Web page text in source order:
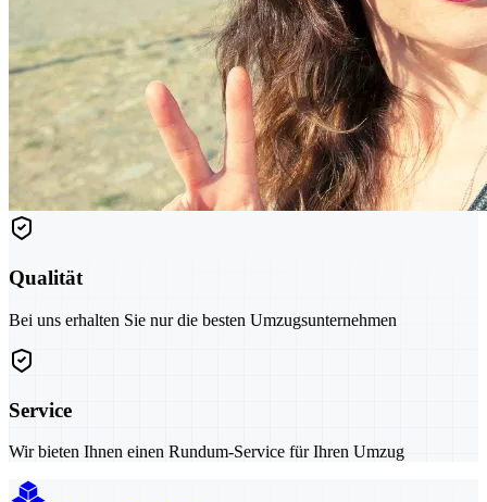
Qualität
Bei uns erhalten Sie nur die besten Umzugsunternehmen
Service
Wir bieten Ihnen einen Rundum-Service für Ihren Umzug